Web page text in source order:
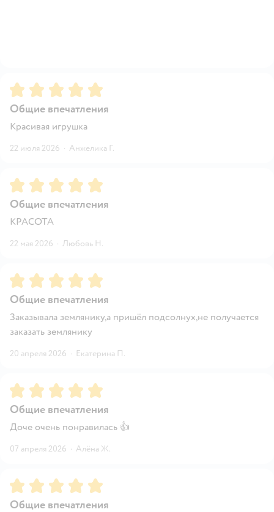
Рейтинг:5
Общие впечатления
Красивая игрушка
22 июля 2026 · Анжелика Г.
Рейтинг:5
Общие впечатления
КРАСОТА
22 мая 2026 · Любовь Н.
Рейтинг:5
Общие впечатления
Заказывала землянику,а пришёл подсолнух,не получается
заказать землянику
20 апреля 2026 · Екатерина П.
Рейтинг:5
Общие впечатления
Доче очень понравилась 👍
07 апреля 2026 · Алёна Ж.
Рейтинг:5
Общие впечатления